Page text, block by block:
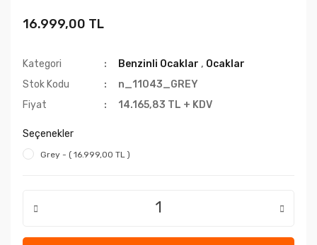
16.999,00 TL
Kategori Benzinli Ocaklar , Ocaklar
Stok Kodu
n_11043_GREY
Fiyat
14.165,83 TL + KDV
Seçenekler
Grey - ( 16.999,00 TL )